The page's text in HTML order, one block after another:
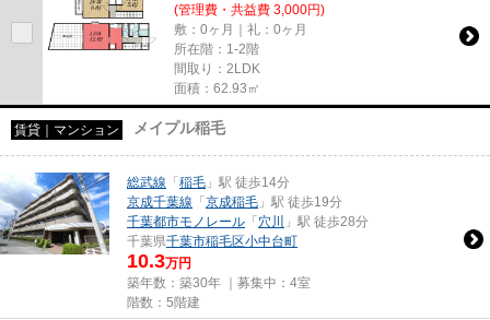
(管理費・共益費 3,000円)
敷：0ヶ月｜礼：0ヶ月
所在階：1-2階
間取り：2LDK
面積：62.93㎡
賃貸｜マンション メイプル稲毛
総武線 「稲毛 」駅 徒歩14分
京成千葉線 「京成稲毛 」駅 徒歩19分
千葉都市モノレール 「穴川
」駅 徒歩28分
千葉県千葉市稲毛区小中台町
10.3万円
築年数：築30年 ｜募集中： 4室
階数：5階建